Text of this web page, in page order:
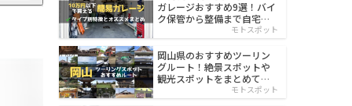
ガレージおすすめ9選！バイ
ク保管から整備まで自宅で
モトスポット
岡山県のおすすめツーリン
グルート！絶景スポットや
観光スポットをまとめて紹
モトスポット